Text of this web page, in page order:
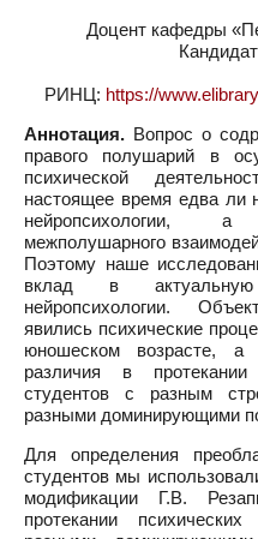
Доцент кафедры
РИНЦ: https://
Аннотация. Вопрос о
правого полушарий в
психической
настоящее время едва ли
нейропсихологии,
межполушарного
Поэтому наше
вклад в
нейропсихологии.
явились психические
юношеском возрасте, а
различия в
студентов с разным
разными доминирующими
Для определения
студентов мы
модификации Г.В.
протекании